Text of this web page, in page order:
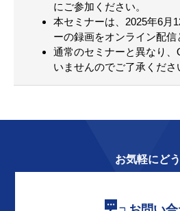
にご参加ください。
本セミナーは、2025年6月
ーの録画をオンライン配信
通常のセミナーと異なり
いませんのでご了承くださ
お気軽にど